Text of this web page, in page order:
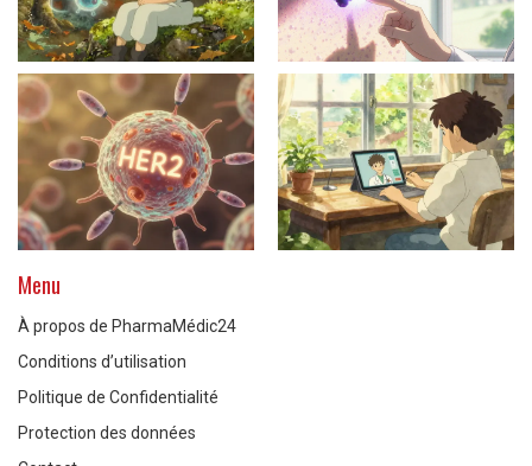
Menu
À propos de PharmaMédic24
Conditions d’utilisation
Politique de Confidentialité
Protection des données